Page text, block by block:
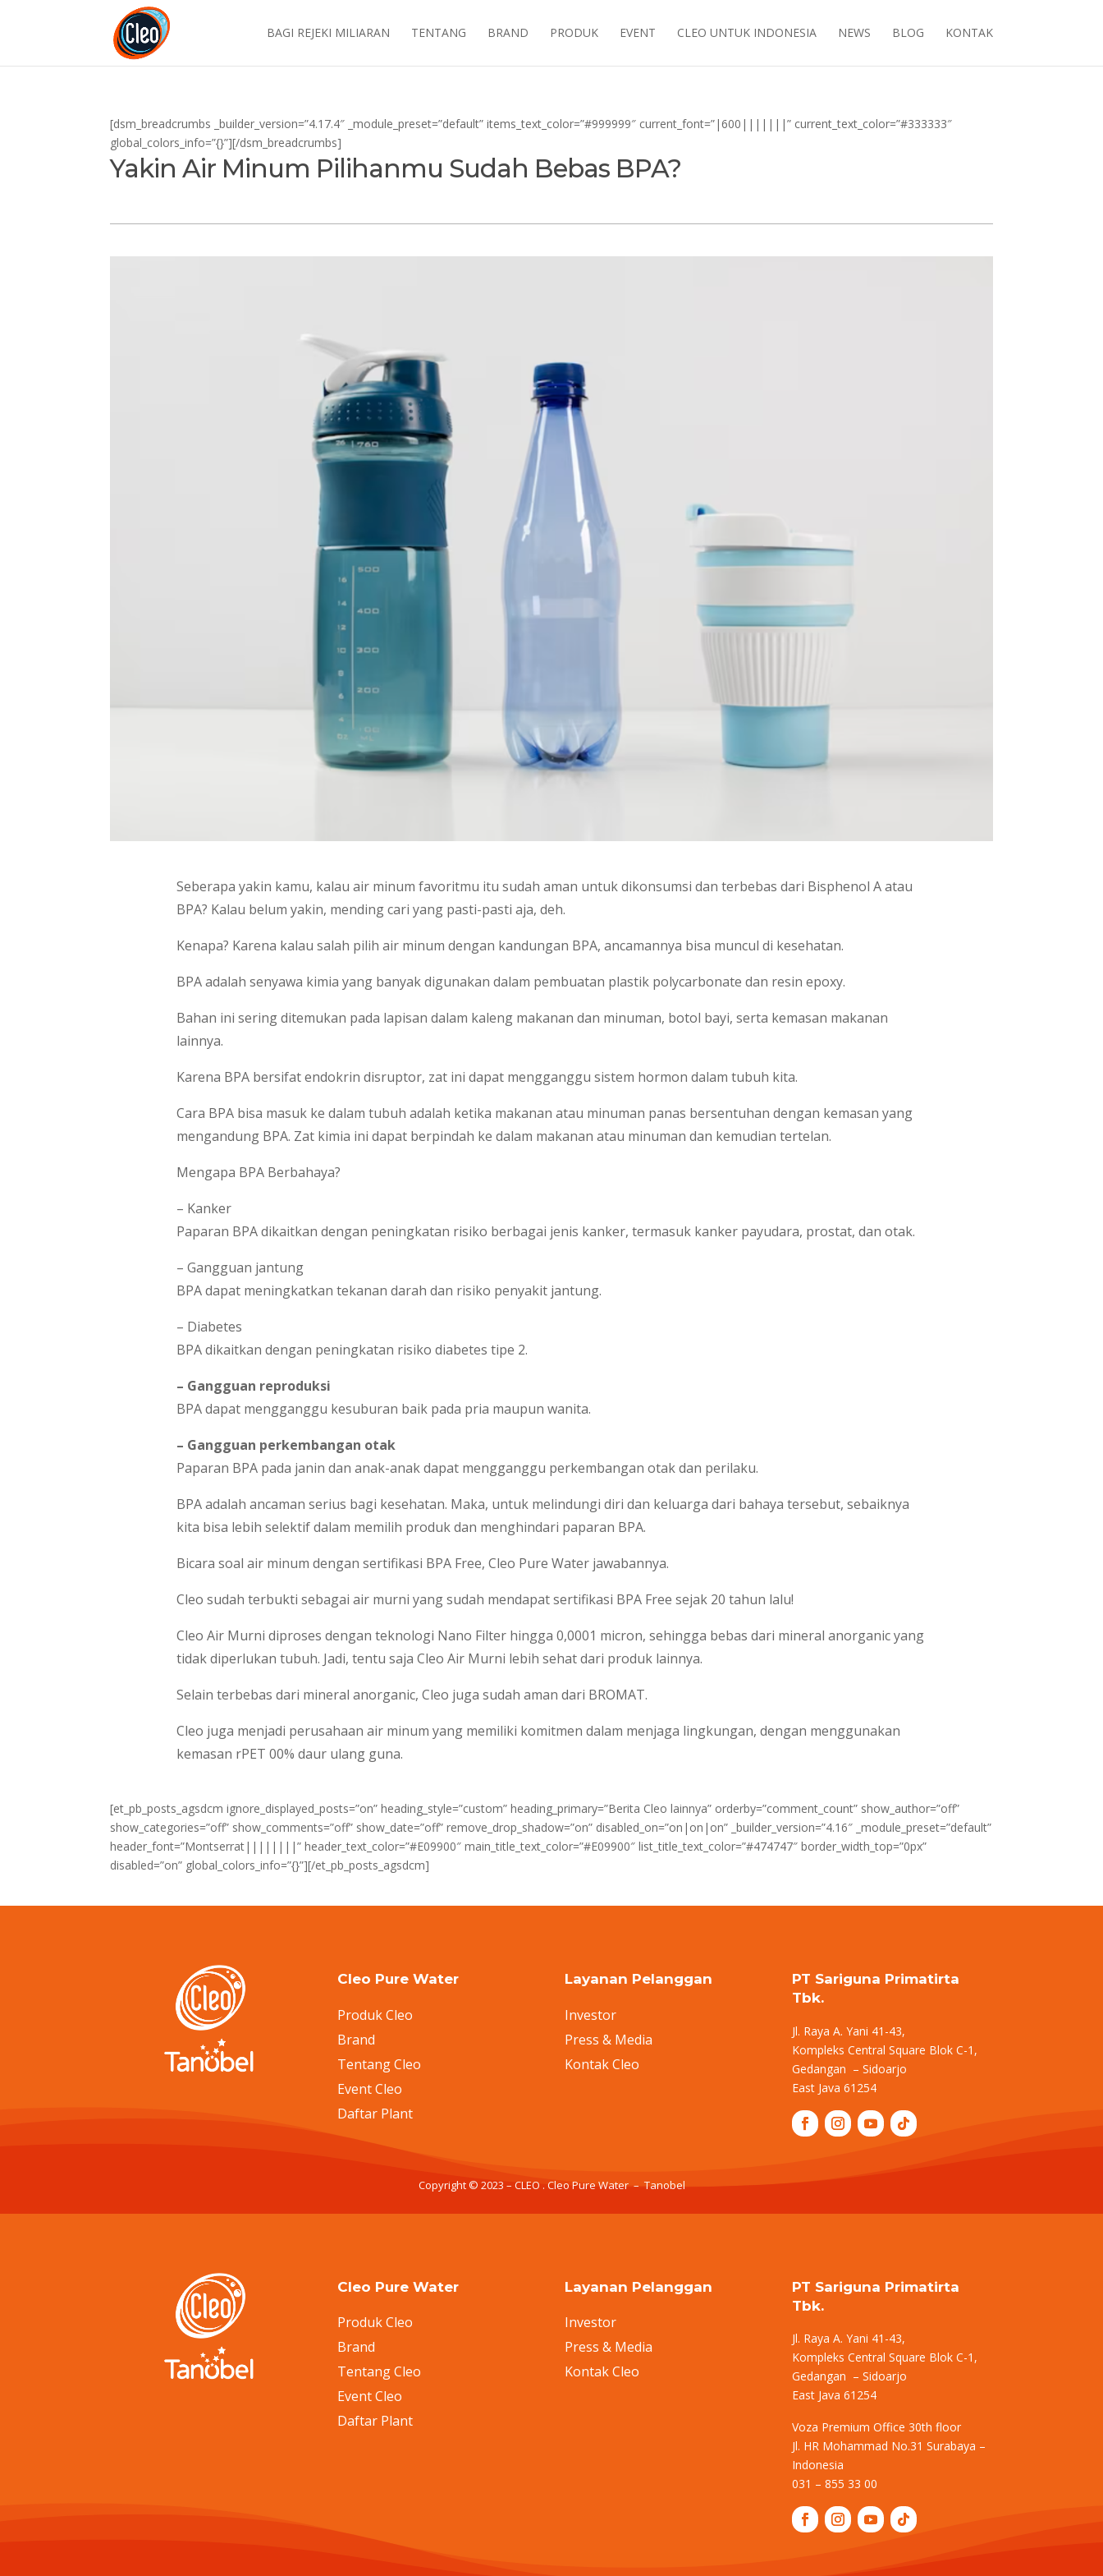
BAGI REJEKI MILIARAN TENTANG BRAND PRODUK EVENT CLEO UNTUK INDONESIA NEWS BLOG KONTAK
[dsm_breadcrumbs _builder_version=”4.17.4″ _module_preset=”default” items_text_color=”#999999″ current_font=”|600|||||||” current_text_color=”#333333″
global_colors_info=”{}”][/dsm_breadcrumbs]
Yakin Air Minum Pilihanmu Sudah Bebas BPA?
Seberapa yakin kamu, kalau air minum favoritmu itu sudah aman untuk dikonsumsi dan terbebas dari Bisphenol A atau
BPA? Kalau belum yakin, mending cari yang pasti-pasti aja, deh.
Kenapa? Karena kalau salah pilih air minum dengan kandungan BPA, ancamannya bisa muncul di kesehatan.
BPA adalah senyawa kimia yang banyak digunakan dalam pembuatan plastik polycarbonate dan resin epoxy.
Bahan ini sering ditemukan pada lapisan dalam kaleng makanan dan minuman, botol bayi, serta kemasan makanan
lainnya.
Karena BPA bersifat endokrin disruptor, zat ini dapat mengganggu sistem hormon dalam tubuh kita.
Cara BPA bisa masuk ke dalam tubuh adalah ketika makanan atau minuman panas bersentuhan dengan kemasan yang
mengandung BPA. Zat kimia ini dapat berpindah ke dalam makanan atau minuman dan kemudian tertelan.
Mengapa BPA Berbahaya?
– Kanker
Paparan BPA dikaitkan dengan peningkatan risiko berbagai jenis kanker, termasuk kanker payudara, prostat, dan otak.
– Gangguan jantung
BPA dapat meningkatkan tekanan darah dan risiko penyakit jantung.
– Diabetes
BPA dikaitkan dengan peningkatan risiko diabetes tipe 2.
– Gangguan reproduksi
BPA dapat mengganggu kesuburan baik pada pria maupun wanita.
– Gangguan perkembangan otak
Paparan BPA pada janin dan anak-anak dapat mengganggu perkembangan otak dan perilaku.
BPA adalah ancaman serius bagi kesehatan. Maka, untuk melindungi diri dan keluarga dari bahaya tersebut, sebaiknya
kita bisa lebih selektif dalam memilih produk dan menghindari paparan BPA.
Bicara soal air minum dengan sertifikasi BPA Free, Cleo Pure Water jawabannya.
Cleo sudah terbukti sebagai air murni yang sudah mendapat sertifikasi BPA Free sejak 20 tahun lalu!
Cleo Air Murni diproses dengan teknologi Nano Filter hingga 0,0001 micron, sehingga bebas dari mineral anorganic yang
tidak diperlukan tubuh. Jadi, tentu saja Cleo Air Murni lebih sehat dari produk lainnya.
Selain terbebas dari mineral anorganic, Cleo juga sudah aman dari BROMAT.
Cleo juga menjadi perusahaan air minum yang memiliki komitmen dalam menjaga lingkungan, dengan menggunakan
kemasan rPET 00% daur ulang guna.
[et_pb_posts_agsdcm ignore_displayed_posts=”on” heading_style=”custom” heading_primary=”Berita Cleo lainnya” orderby=”comment_count” show_author=”off”
show_categories=”off” show_comments=”off” show_date=”off” remove_drop_shadow=”on” disabled_on=”on|on|on” _builder_version=”4.16″ _module_preset=”default”
header_font=”Montserrat||||||||” header_text_color=”#E09900″ main_title_text_color=”#E09900″ list_title_text_color=”#474747″ border_width_top=”0px”
disabled=”on” global_colors_info=”{}”][/et_pb_posts_agsdcm]
Cleo Pure Water
Produk Cleo
Brand
Tentang Cleo
Event Cleo
Daftar Plant
Layanan Pelanggan
Investor
Press & Media
Kontak Cleo
PT Sariguna Primatirta
Tbk.
Jl. Raya A. Yani 41-43,
Kompleks Central Square Blok C-1,
Gedangan – Sidoarjo
East Java 61254
Copyright © 2023 – CLEO . Cleo Pure Water – Tanobel
Cleo Pure Water
Produk Cleo
Brand
Tentang Cleo
Event Cleo
Daftar Plant
Layanan Pelanggan
Investor
Press & Media
Kontak Cleo
PT Sariguna Primatirta
Tbk.
Jl. Raya A. Yani 41-43,
Kompleks Central Square Blok C-1,
Gedangan – Sidoarjo
East Java 61254
Voza Premium Office 30th floor
Jl. HR Mohammad No.31 Surabaya –
Indonesia
031 – 855 33 00